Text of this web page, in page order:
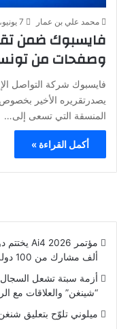
محمد علي بن عمار 7 يونيو، 2020
فايسبوك ضمن
وصفحات من
فايسبوك شركة التواصل
المنسقة التي تسعى إلى…
أكمل القراءة »
ألف مشارك من 100 دولة
أزمة سبتة تشعل
“شينغن” والعلاقات مع
ميلوني تلوّح بتعليق